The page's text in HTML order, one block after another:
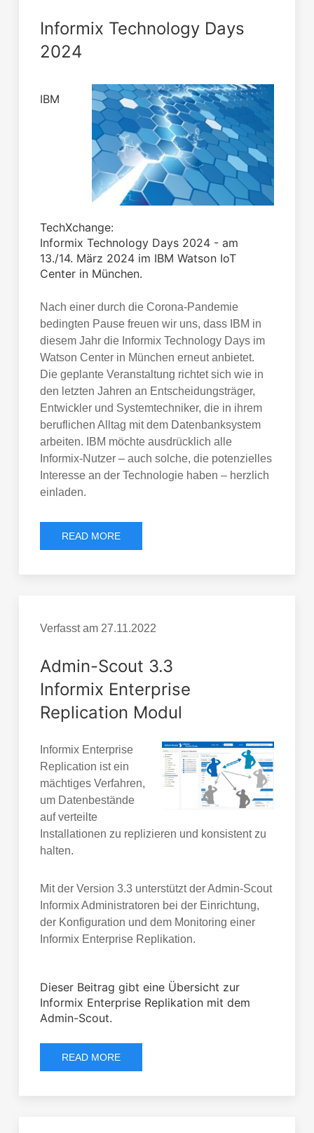
Informix Technology Days
2024
IBM
TechXchange:
Informix Technology Days 2024 - am
13./14. März 2024 im IBM Watson IoT
Center in München.
Nach einer durch die Corona-Pandemie
bedingten Pause freuen wir uns, dass IBM in
diesem Jahr die Informix Technology Days im
Watson Center in München erneut anbietet.
Die geplante Veranstaltung richtet sich wie in
den letzten Jahren an Entscheidungsträger,
Entwickler und Systemtechniker, die in ihrem
beruflichen Alltag mit dem Datenbanksystem
arbeiten. IBM möchte ausdrücklich alle
Informix-Nutzer – auch solche, die potenzielles
Interesse an der Technologie haben – herzlich
einladen.
READ MORE
Verfasst am 27.11.2022
Admin-Scout 3.3
Informix Enterprise
Replication Modul
Informix Enterprise
Replication ist ein
mächtiges Verfahren,
um Datenbestände
auf verteilte
Installationen zu replizieren und konsistent zu
halten.
Mit der Version 3.3 unterstützt der Admin-Scout
Informix Administratoren bei der Einrichtung,
der Konfiguration und dem Monitoring einer
Informix Enterprise Replikation.
Dieser Beitrag gibt eine Übersicht zur
Informix Enterprise Replikation mit dem
Admin-Scout.
READ MORE